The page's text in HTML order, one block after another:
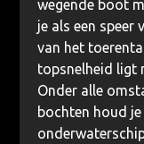
wegende boot
je als een speer
van het
topsnelheid ligt
Onder alle
bochten houd